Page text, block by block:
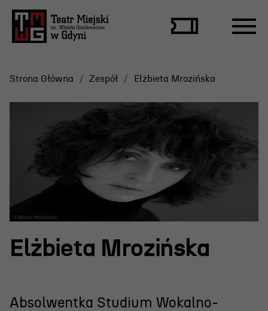
Repertuar
Scena Letnia
Aktualne spektakle
Bilety
Archiwum spektakli
Festiwal R@Port
Strona Główna Zespół Elżbieta Mrozińska
Elżbieta Mrozińska
Absolwentka Studium Wokalno-